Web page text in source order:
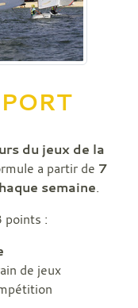
du jeux de la
a partir de 7
semaine.
points :
de jeux